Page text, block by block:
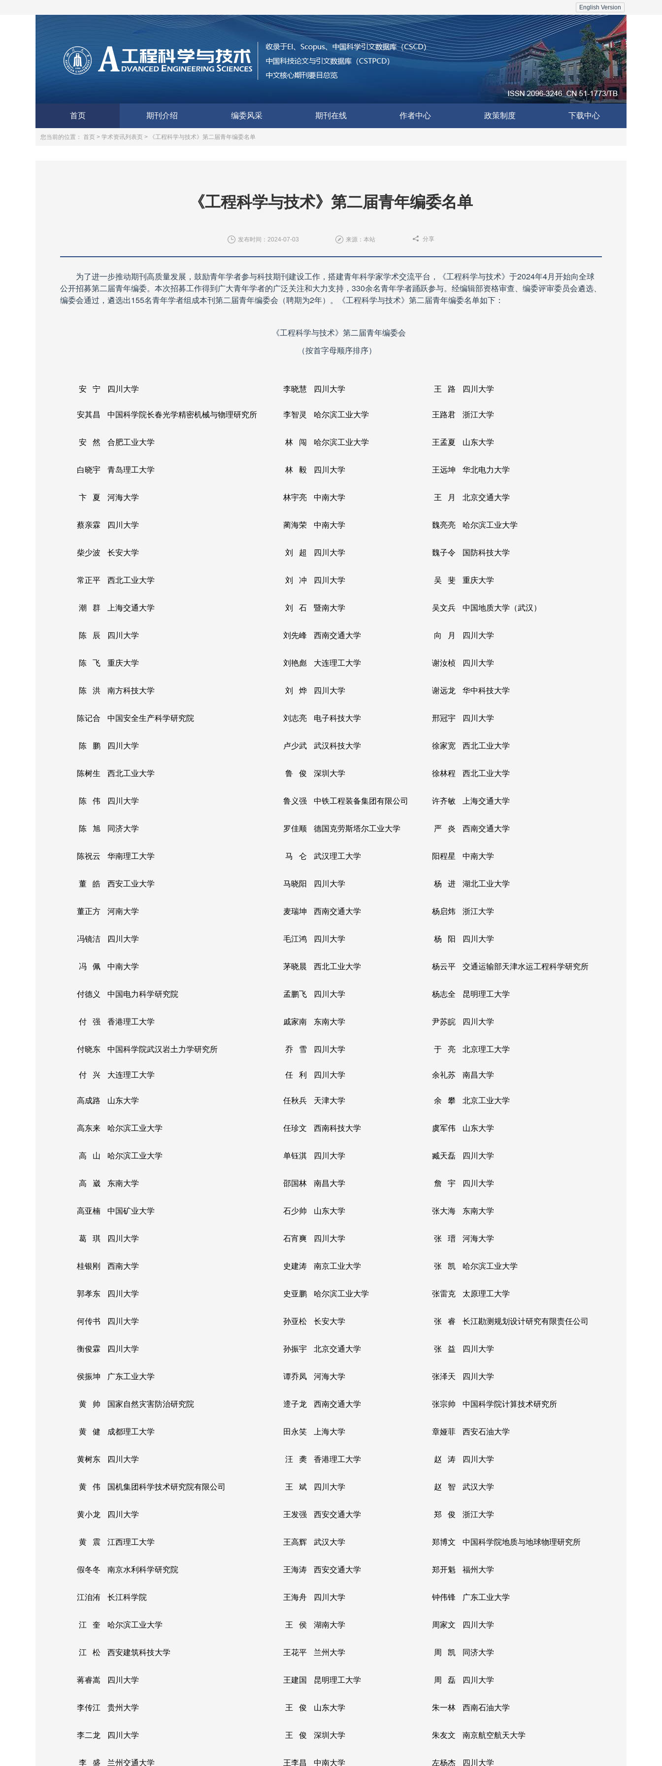
English Version
首页 期刊介绍 编委风采 期刊在线 作者中心 政策制度 下载中心
您当前的位置： 首页 > 学术资讯列表页 > 《工程科学与技术》第二届青年编委名单
《工程科学与技术》第二届青年编委名单
发布时间：2024-07-03 来源：本站 分享
为了进一步推动期刊高质量发展，鼓励青年学者参与科技期刊建设工作，搭建青年科学家学术交流平台，《工程科学与技术》于2024年4月开始向全球
公开招募第二届青年编委。本次招募工作得到广大青年学者的广泛关注和大力支持， 330余名青年学者踊跃参与。经编辑部资格审查、编委评审委员会遴选、
编委会通过，遴选出155名青年学者组成本刊第二届青年编委会（聘期为2年）。《工程科学与技术》第二届青年编委名单如下：
《工程科学与技术》第二届青年编委会
（按首字母顺序排序）
安 宁 四川大学 李晓慧 四川大学 王 路 四川大学
安其昌 中国科学院长春光学精密机械与物理研究所 李智灵 哈尔滨工业大学 王路君 浙江大学
安 然 合肥工业大学 林 闯 哈尔滨工业大学 王孟夏 山东大学
白晓宇 青岛理工大学 林 毅 四川大学 王远坤 华北电力大学
卞 夏 河海大学 林宇亮 中南大学 王 月 北京交通大学
蔡亲霖 四川大学 蔺海荣 中南大学 魏亮亮 哈尔滨工业大学
柴少波 长安大学 刘 超 四川大学 魏子令 国防科技大学
常正平 西北工业大学 刘 冲 四川大学 吴 斐 重庆大学
潮 群 上海交通大学 刘 石 暨南大学 吴文兵 中国地质大学（武汉）
陈 辰 四川大学 刘先峰 西南交通大学 向 月 四川大学
陈 飞 重庆大学 刘艳彪 大连理工大学 谢汝桢 四川大学
陈 洪 南方科技大学 刘 烨 四川大学 谢远龙 华中科技大学
陈记合 中国安全生产科学研究院 刘志亮 电子科技大学 邢冠宇 四川大学
陈 鹏 四川大学 卢少武 武汉科技大学 徐家宽 西北工业大学
陈树生 西北工业大学 鲁 俊 深圳大学 徐林程 西北工业大学
陈 伟 四川大学 鲁义强 中铁工程装备集团有限公司 许齐敏 上海交通大学
陈 旭 同济大学 罗佳顺 德国克劳斯塔尔工业大学 严 炎 西南交通大学
陈祝云 华南理工大学 马 仑 武汉理工大学 阳程星 中南大学
董 皓 西安工业大学 马晓阳 四川大学 杨 进 湖北工业大学
董正方 河南大学 麦瑞坤 西南交通大学 杨启炜 浙江大学
冯镜洁 四川大学 毛江鸿 四川大学 杨 阳 四川大学
冯 佩 中南大学 茅晓晨 西北工业大学 杨云平 交通运输部天津水运工程科学研究所
付德义 中国电力科学研究院 孟鹏飞 四川大学 杨志全 昆明理工大学
付 强 香港理工大学 戚家南 东南大学 尹苏皖 四川大学
付晓东 中国科学院武汉岩土力学研究所 乔 雪 四川大学 于 亮 北京理工大学
付 兴 大连理工大学 任 利 四川大学 余礼苏 南昌大学
高成路 山东大学 任秋兵 天津大学 余 攀 北京工业大学
高东来 哈尔滨工业大学 任珍文 西南科技大学 虞军伟 山东大学
高 山 哈尔滨工业大学 单钰淇 四川大学 臧天磊 四川大学
高 崴 东南大学 邵国林 南昌大学 詹 宇 四川大学
高亚楠 中国矿业大学 石少帅 山东大学 张大海 东南大学
葛 琪 四川大学 石宵爽 四川大学 张 瑨 河海大学
桂银刚 西南大学 史建涛 南京工业大学 张 凯 哈尔滨工业大学
郭孝东 四川大学 史亚鹏 哈尔滨工业大学 张雷克 太原理工大学
何传书 四川大学 孙亚松 长安大学 张 睿 长江勘测规划设计研究有限责任公司
衡俊霖 四川大学 孙振宇 北京交通大学 张 益 四川大学
侯振坤 广东工业大学 谭乔凤 河海大学 张泽天 四川大学
黄 帅 国家自然灾害防治研究院 遆子龙 西南交通大学 张宗帅 中国科学院计算技术研究所
黄 健 成都理工大学 田永笑 上海大学 章娅菲 西安石油大学
黄树东 四川大学 汪 䶮 香港理工大学 赵 涛 四川大学
黄 伟 国机集团科学技术研究院有限公司 王 斌 四川大学 赵 智 武汉大学
黄小龙 四川大学 王发强 西安交通大学 郑 俊 浙江大学
黄 震 江西理工大学 王高辉 武汉大学 郑博文 中国科学院地质与地球物理研究所
假冬冬 南京水利科学研究院 王海涛 西安交通大学 郑开魁 福州大学
江洎洧 长江科学院 王海舟 四川大学 钟伟锋 广东工业大学
江 奎 哈尔滨工业大学 王 侯 湖南大学 周家文 四川大学
江 松 西安建筑科技大学 王花平 兰州大学 周 凯 同济大学
蒋睿嵩 四川大学 王建国 昆明理工大学 周 磊 四川大学
李传江 贵州大学 王 俊 山东大学 朱一林 西南石油大学
李二龙 四川大学 王 俊 深圳大学 朱友文 南京航空航天大学
李 盛 兰州交通大学 王李昌 中南大学 左杨杰 四川大学